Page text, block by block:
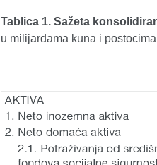
Tablica 1. Sažeta
u milijardama kuna i postocima